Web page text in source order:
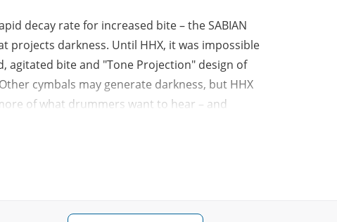
decay rate for increased bite – the SABIAN
projects darkness. Until HHX, it was impossible
agitated bite and "Tone Projection" design of
cymbals may generate darkness, but HHX
of what drummers want to hear – and
is an innovative design, created by the